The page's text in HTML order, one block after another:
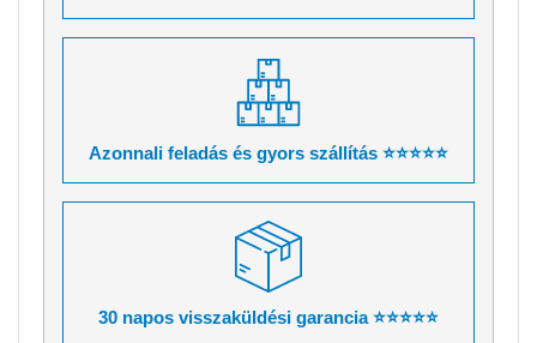
Azonnali feladás és gyors szállítás ⭐⭐⭐⭐⭐
30 napos visszaküldési garancia ⭐⭐⭐⭐⭐